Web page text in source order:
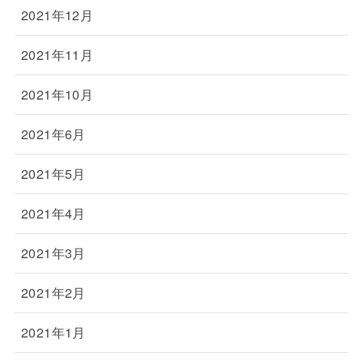
2021年12月
2021年11月
2021年10月
2021年6月
2021年5月
2021年4月
2021年3月
2021年2月
2021年1月